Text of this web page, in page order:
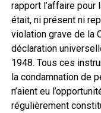
rapport l’affaire pour
était, ni présent ni
violation grave de la
déclaration
1948. Tous ces
la condamnation de
n’aient eu
régulièrement